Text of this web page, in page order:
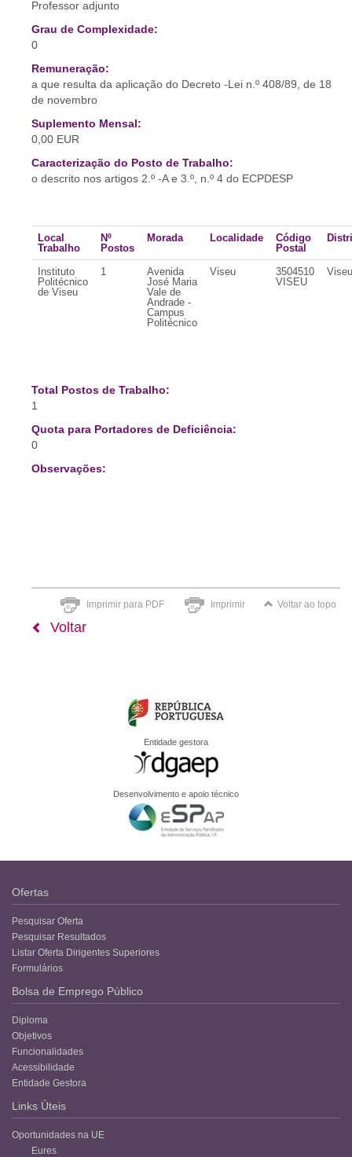
Professor adjunto
Grau de Complexidade:
0
Remuneração:
a que resulta da aplicação do Decreto -Lei n.º 408/89, de 18
de novembro
Suplemento Mensal:
0,00 EUR
Caracterização do Posto de Trabalho:
o descrito nos artigos 2.º -A e 3.º, n.º 4 do ECPDESP
Local
Trabalho
Nº
Postos
Morada Localidade
Código
Postal
Instituto
Politécnico
de Viseu
1
Avenida
José Maria
Vale de
Andrade -
Campus
Politécnico
Viseu
3504510
VISEU
Viseu
Total Postos de Trabalho:
1
Quota para Portadores de Deficiência:
0
Observações:
Imprimir para PDF Imprimir Voltar ao topo
Voltar
Entidade gestora
Desenvolvimento e apoio técnico
Ofertas
Pesquisar Oferta
Pesquisar Resultados
Listar Oferta Dirigentes Superiores
Formulários
Bolsa de Emprego Público
Diploma
Objetivos
Funcionalidades
Acessibilidade
Entidade Gestora
Links Úteis
Oportunidades na UE
Eures